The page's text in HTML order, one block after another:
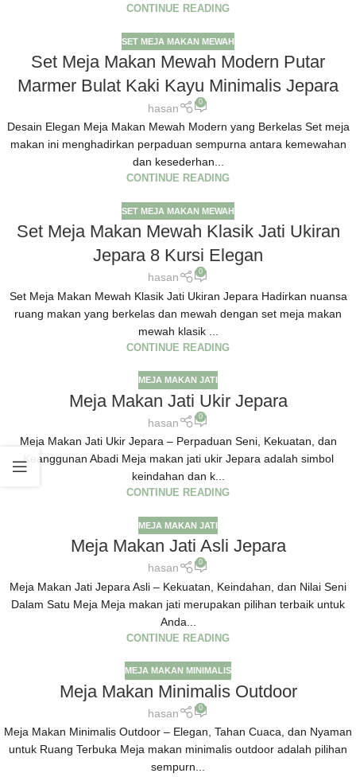
CONTINUE READING
SET MEJA MAKAN MEWAH
Set Meja Makan Mewah Modern Putar
Marmer Bulat Kaki Kayu Minimalis Jepara
hasan 0
Desain Elegan Meja Makan Mewah Modern yang Berkelas Set meja
makan ini menghadirkan perpaduan sempurna antara kemewahan
dan kesederhan...
CONTINUE READING
SET MEJA MAKAN MEWAH
Set Meja Makan Mewah Klasik Jati Ukiran
Jepara 8 Kursi Elegan
hasan 0
Set Meja Makan Mewah Klasik Jati Ukiran Jepara Hadirkan nuansa
ruang makan yang berkelas dan mewah dengan set meja makan
mewah klasik ...
CONTINUE READING
MEJA MAKAN JATI
Meja Makan Jati Ukir Jepara
hasan 0
Meja Makan Jati Ukir Jepara – Perpaduan Seni, Kekuatan, dan
Keanggunan Abadi Meja makan jati ukir Jepara adalah simbol
keindahan dan k...
CONTINUE READING
MEJA MAKAN JATI
Meja Makan Jati Asli Jepara
hasan 0
Meja Makan Jati Jepara Asli – Kekuatan, Keindahan, dan Nilai Seni
Dalam Satu Meja Meja makan jati merupakan pilihan terbaik untuk
Anda...
CONTINUE READING
MEJA MAKAN MINIMALIS
Meja Makan Minimalis Outdoor
hasan 0
Meja Makan Minimalis Outdoor – Elegan, Tahan Cuaca, dan Nyaman
untuk Ruang Terbuka Meja makan minimalis outdoor adalah pilihan
sempurn...